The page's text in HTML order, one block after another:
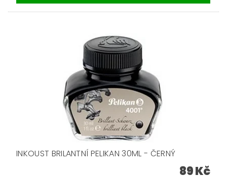
INKOUST BRILANTNÍ PELIKAN 30ML - ČERNÝ
89 Kč